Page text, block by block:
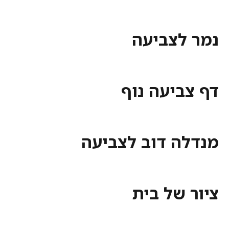
נמר לצביעה
דף צביעה נוף
מנדלה דוב לצביעה
ציור של בית